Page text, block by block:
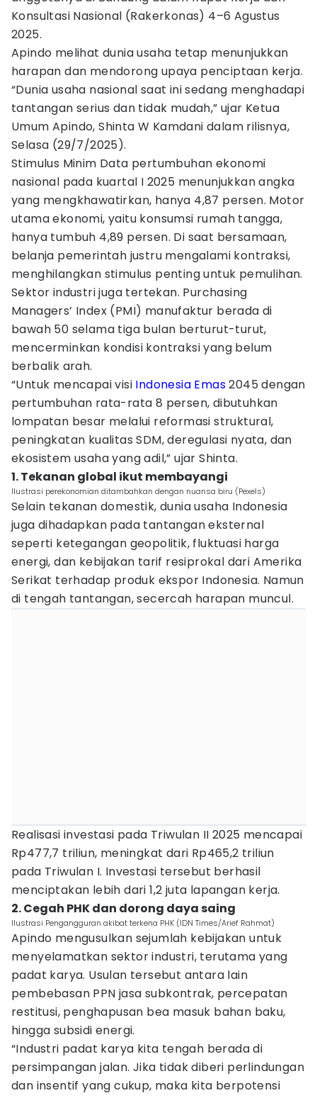
Konsultasi Nasional (Rakerkonas) 4–6 Agustus
2025.
Apindo melihat dunia usaha tetap menunjukkan
harapan dan mendorong upaya penciptaan kerja.
“Dunia usaha nasional saat ini sedang menghadapi
tantangan serius dan tidak mudah,” ujar Ketua
Umum Apindo, Shinta W Kamdani dalam rilisnya,
Selasa (29/7/2025).
Stimulus Minim Data pertumbuhan ekonomi
nasional pada kuartal I 2025 menunjukkan angka
yang mengkhawatirkan, hanya 4,87 persen. Motor
utama ekonomi, yaitu konsumsi rumah tangga,
hanya tumbuh 4,89 persen. Di saat bersamaan,
belanja pemerintah justru mengalami kontraksi,
menghilangkan stimulus penting untuk pemulihan.
Sektor industri juga tertekan. Purchasing
Managers’ Index (PMI) manufaktur berada di
bawah 50 selama tiga bulan berturut-turut,
mencerminkan kondisi kontraksi yang belum
berbalik arah.
“Untuk mencapai visi Indonesia Emas2045 dengan
pertumbuhan rata-rata 8 persen, dibutuhkan
lompatan besar melalui reformasi struktural,
peningkatan kualitas SDM, deregulasi nyata, dan
ekosistem usaha yang adil,” ujar Shinta.
1. Tekanan global ikut membayangi
Ilustrasi perekonomian ditambahkan dengan nuansa biru (Pexels)
Selain tekanan domestik, dunia usaha Indonesia
juga dihadapkan pada tantangan eksternal
seperti ketegangan geopolitik, fluktuasi harga
energi, dan kebijakan tarif resiprokal dari Amerika
Serikat terhadap produk ekspor Indonesia. Namun
di tengah tantangan, secercah harapan muncul.
Realisasi investasi pada Triwulan II 2025 mencapai
Rp477,7 triliun, meningkat dari Rp465,2 triliun
pada Triwulan I. Investasi tersebut berhasil
menciptakan lebih dari 1,2 juta lapangan kerja.
2. Cegah PHK dan dorong daya saing
Ilustrasi Pengangguran akibat terkena PHK (IDN Times/Arief Rahmat)
Apindo mengusulkan sejumlah kebijakan untuk
menyelamatkan sektor industri, terutama yang
padat karya. Usulan tersebut antara lain
pembebasan PPN jasa subkontrak, percepatan
restitusi, penghapusan bea masuk bahan baku,
hingga subsidi energi.
“Industri padat karya kita tengah berada di
persimpangan jalan. Jika tidak diberi perlindungan
dan insentif yang cukup, maka kita berpotensi